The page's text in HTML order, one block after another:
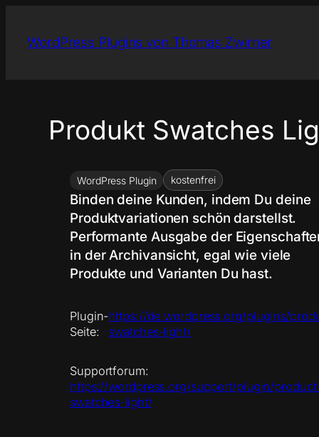
springen
WordPress Plugins von Thomas Zwirner
Produkt Swatches
WordPress Plugin kostenfrei
Binden deine Kunden, indem Du deine
Produktvariationen schön darstellst.
Performante Ausgabe der
in der Archivansicht, egal wie viele
Produkte und Varianten Du hast.
Plugin-
Seite:
https://de.wordpress.org/plugins/
swatches-light/
Supportforum:
https://wordpress.org/support/plugin/
swatches-light/